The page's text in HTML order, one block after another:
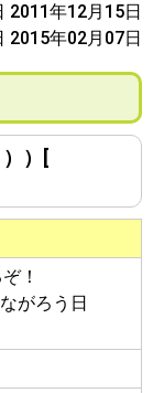
2011年12月15日
2015年02月07日
）[
！
がろう日